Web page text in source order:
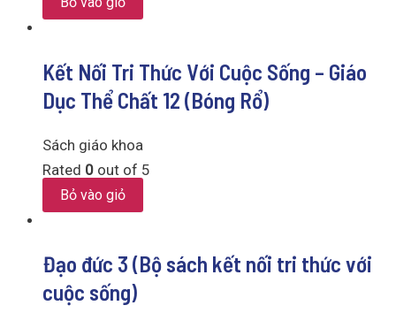
Kết Nối Tri Thức Với Cuộc Sống – Giáo
Dục Thể Chất 12 (Bóng Rổ)
Sách giáo khoa
Rated 0 out of 5
Bỏ vào giỏ
Đạo đức 3 (Bộ sách kết nối tri thức với
cuộc sống)